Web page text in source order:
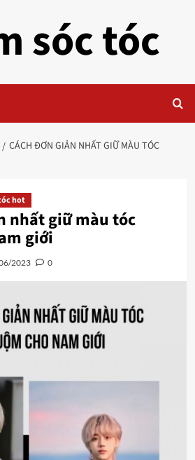
sóc tóc
CÁCH ĐƠN GIẢN NHẤT GIỮ MÀU TÓC
hot
nhất giữ màu tóc
giới
2023 0